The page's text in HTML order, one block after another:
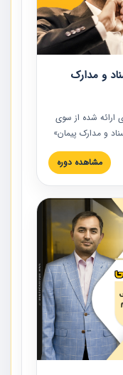
و مدارک
ارائه شده از سوی
و مدارک پیمان»
در این آموزش
بندی اسناد
ارائه شده است.
مشاهده دوره